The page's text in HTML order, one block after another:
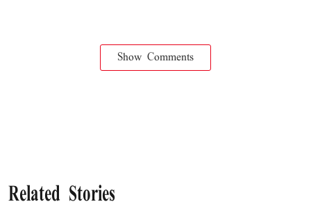
Show Comments
Related Stories